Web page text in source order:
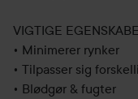
VIGTIGE
• Minimerer rynker
• Tilpasser sig
• Blødgør & fugter